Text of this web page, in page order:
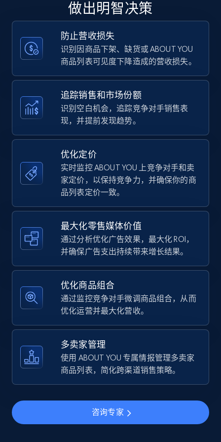
Title, Seller name, Brand, Description, Initial
price, Currency, Availability, Reviews count, and
35.2K+ 5.7K+ 立即开始
Amazon products - find products by using
upc numbers
Title, Seller name, Brand, Description, Initial
35.2K+ 5.7K+ 立即开始
Amazon Reviews
URL, Product name, Product rating, Product
rating object, Product rating max, Rating,
Author name, Asin, and more.
870+ 立即开始
Walmart - products
URL, Final price, Sku, Currency, Gtin,
Specifications, Image urls, Top reviews, and
做出明智决策
防止营收损失
识别因商品下架、缺货或 ABOUT YOU
商品列表可见度下降造成的营收损失。
追踪销售和市场份额
识别空白机会，追踪竞争对手销售表
现，并提前发现趋势。
优化定价
实时监控 ABOUT YOU 上竞争对手和卖
家定价，以保持竞争力，并确保你的商
品列表定价一致。
最大化零售媒体价值
通过分析优化广告效果，最大化 ROI，
并确保广告支出持续带来增长结果。
优化商品组合
通过监控竞争对手微调商品组合，从而
优化运营并最大化营收。
多卖家管理
使用 ABOUT YOU 专属情报管理多卖家
商品列表，简化跨渠道销售策略。
咨询专家